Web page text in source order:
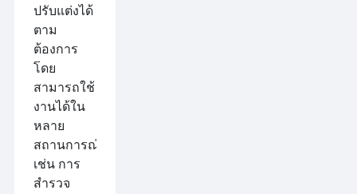
ปรับแต่งได้
ตาม
ต้องการ
โดย
สามารถใช้
งานได้ใน
หลาย
สถานการณ์
เช่น การ
สำรวจ